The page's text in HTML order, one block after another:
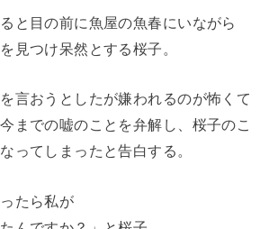
と目の前に魚屋の魚春にいながら
見つけ呆然とする桜子。
言おうとしたが嫌われるのが怖くて
までの嘘のことを弁解し、桜子のこ
ってしまったと告白する。
たら私が